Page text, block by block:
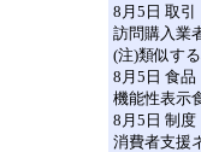
8月5日 取引
訪問購入業
(注)類似す
8月5日 食品
機能性表示
8月5日 制度
消費者支援